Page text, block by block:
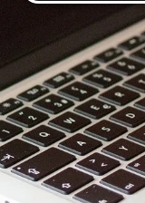
VIELFÄLTIGE